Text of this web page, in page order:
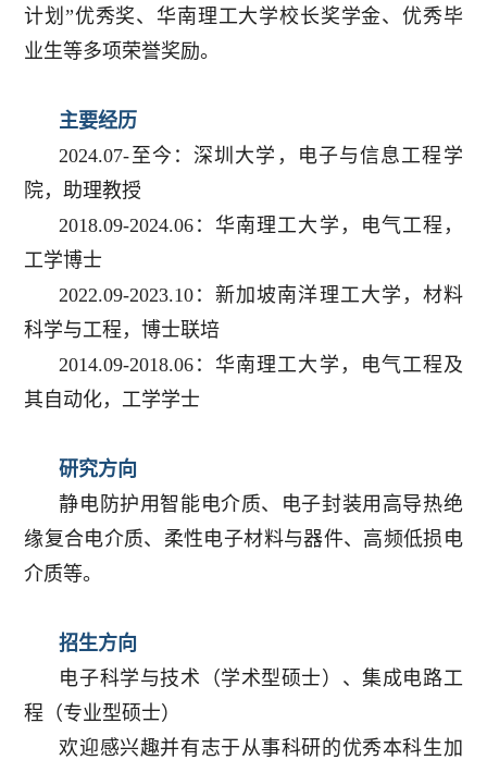
计划”优秀奖、华南理工大学校长奖学金、优秀毕
业生等多项荣誉奖励。
主要经历
2024.07-至今：深圳大学，电子与信息工程学
院，助理教授
2018.09-2024.06：华南理工大学，电气工程，
工学博士
2022.09-2023.10：新加坡南洋理工大学，材料
科学与工程，博士联培
2014.09-2018.06：华南理工大学，电气工程及
其自动化，工学学士
研究方向
静电防护用智能电介质、电子封装用高导热绝
缘复合电介质、柔性电子材料与器件、高频低损电
介质等。
招生方向
电子科学与技术（学术型硕士）、集成电路工
程（专业型硕士）
欢迎感兴趣并有志于从事科研的优秀本科生加